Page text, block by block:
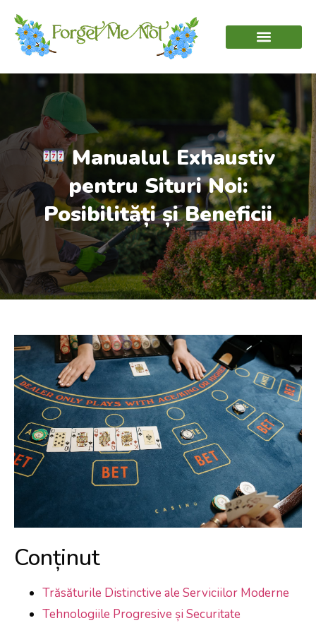
Manualul Exhaustiv
pentru Situri Noi:
Posibilități și Beneficii
Conținut
Trăsăturile Distinctive ale Serviciilor Moderne
Tehnologiile Progresive și Securitate